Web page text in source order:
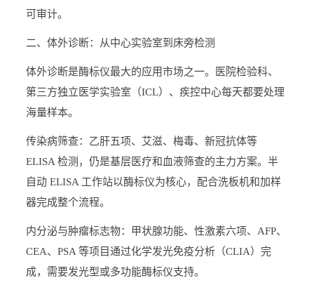
可审计。
二、体外诊断：从中心实验室到床旁检测
体外诊断是酶标仪最大的应用市场之一。医院检验科、
第三方独立医学实验室（ICL）、疾控中心每天都要处理
海量样本。
传染病筛查：乙肝五项、艾滋、梅毒、新冠抗体等
ELISA 检测，仍是基层医疗和血液筛查的主力方案。半
自动 ELISA 工作站以酶标仪为核心，配合洗板机和加样
器完成整个流程。
内分泌与肿瘤标志物：甲状腺功能、性激素六项、AFP、
CEA、PSA 等项目通过化学发光免疫分析（CLIA）完
成，需要发光型或多功能酶标仪支持。